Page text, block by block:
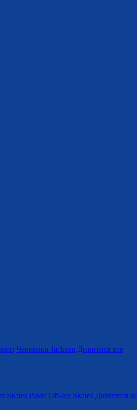
Черевики Jackson Дивитися все
Skates Рами Off-Ice Skates Дивитися